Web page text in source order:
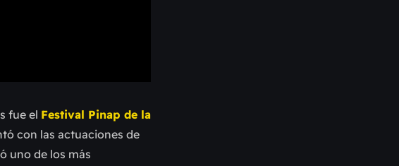
fue el Festival Pinap de la
con las actuaciones de
uno de los más